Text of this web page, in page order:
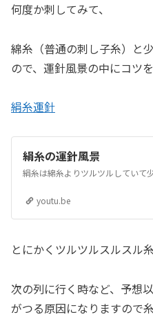
何度か刺してみて、
綿糸（普通の刺し子糸）と
ので、運針風景の中にコツ
絹糸運針
絹糸の運針風景
youtu.be
とにかくツルツルスルスル
次の列に行く時など、予想
がつる原因になりますので